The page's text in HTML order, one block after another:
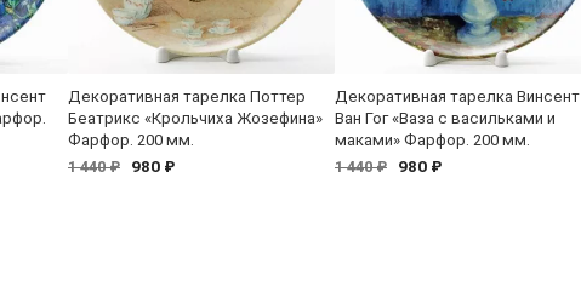
Декоративная тарелка Поттер
Беатрикс «Крольчиха Жозефина»
Фарфор. 200 мм.
1 440 ₽
980 ₽
Декоративная тарелка Винсент
Ван Гог «Ваза с васильками и
маками» Фарфор. 200 мм.
1 440 ₽
980 ₽